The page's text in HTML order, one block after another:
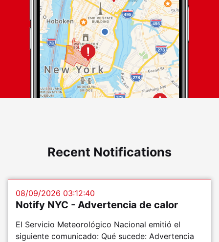
Recent Notifications
08/09/2026 03:12:40
Notify NYC - Advertencia de calor
El Servicio Meteorológico Nacional emitió el
siguiente comunicado: Qué sucede: Advertencia